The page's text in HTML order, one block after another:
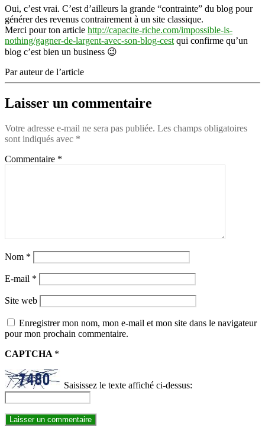
Oui, c’est vrai. C’est d’ailleurs la grande “contrainte” du blog pour
générer des revenus contrairement à un site classique.
Merci pour ton article http://capacite-riche.com/impossible-is-
nothing/gagner-de-largent-avec-son-blog-cestqui confirme qu’un
blog c’est bien un business 😉
Par auteur de l’article
Laisser un commentaire
Votre adresse e-mail ne sera pas publiée. Les champs obligatoires
sont indiqués avec *
Commentaire *
Nom *
E-mail *
Site web
Enregistrer mon nom, mon e-mail et mon site dans le navigateur
pour mon prochain commentaire.
CAPTCHA *
Saisissez le texte affiché ci-dessus: